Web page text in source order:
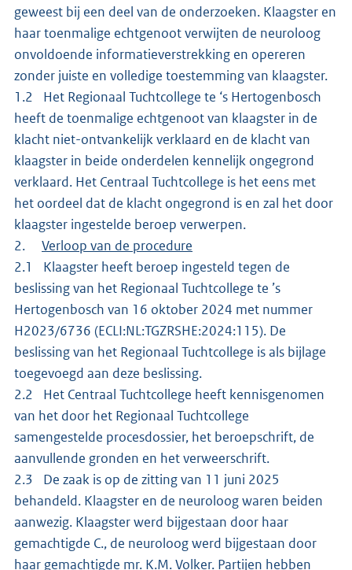
geweest bij een deel van de onderzoeken. Klaagster en
haar toenmalige echtgenoot verwijten de neuroloog
onvoldoende informatieverstrekking en opereren
zonder juiste en volledige toestemming van klaagster.
1.2 Het Regionaal Tuchtcollege te ‘s Hertogenbosch
heeft de toenmalige echtgenoot van klaagster in de
klacht niet-ontvankelijk verklaard en de klacht van
klaagster in beide onderdelen kennelijk ongegrond
verklaard. Het Centraal Tuchtcollege is het eens met
het oordeel dat de klacht ongegrond is en zal het door
klaagster ingestelde beroep verwerpen.
2. Verloop van de procedure
2.1 Klaagster heeft beroep ingesteld tegen de
beslissing van het Regionaal Tuchtcollege te ’s
Hertogenbosch van 16 oktober 2024 met nummer
H2023/6736 (ECLI:NL:TGZRSHE:2024:115). De
beslissing van het Regionaal Tuchtcollege is als bijlage
toegevoegd aan deze beslissing.
2.2 Het Centraal Tuchtcollege heeft kennisgenomen
van het door het Regionaal Tuchtcollege
samengestelde procesdossier, het beroepschrift, de
aanvullende gronden en het verweerschrift.
2.3 De zaak is op de zitting van 11 juni 2025
behandeld. Klaagster en de neuroloog waren beiden
aanwezig. Klaagster werd bijgestaan door haar
gemachtigde C., de neuroloog werd bijgestaan door
haar gemachtigde mr. K.M. Volker. Partijen hebben